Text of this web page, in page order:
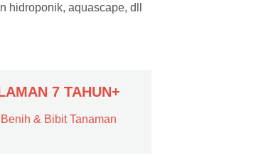
hidroponik, aquascape, dll
7 TAHUN+
& Bibit Tanaman